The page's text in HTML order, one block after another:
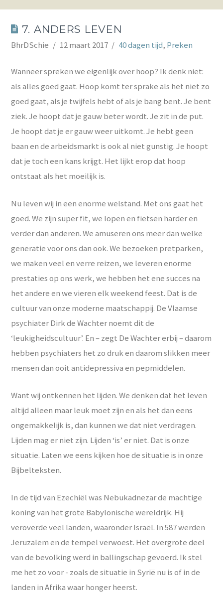
7. ANDERS LEVEN
BhrDSchie 12 maart 2017 40 dagen tijd, Preken
Wanneer spreken we eigenlijk over hoop? Ik denk niet:
als alles goed gaat. Hoop komt ter sprake als het niet zo
goed gaat, als je twijfels hebt of als je bang bent. Je bent
ziek. Je hoopt dat je gauw beter wordt. Je zit in de put.
Je hoopt dat je er gauw weer uitkomt. Je hebt geen
baan en de arbeidsmarkt is ook al niet gunstig. Je hoopt
dat je toch een kans krijgt. Het lijkt erop dat hoop
ontstaat als het moeilijk is.
Nu leven wij in een enorme welstand. Met ons gaat het
goed. We zijn super fit, we lopen en fietsen harder en
verder dan anderen. We amuseren ons meer dan welke
generatie voor ons dan ook. We bezoeken pretparken,
we maken veel en verre reizen, we leveren enorme
prestaties op ons werk, we hebben het ene succes na
het andere en we vieren elk weekend feest. Dat is de
cultuur van onze moderne maatschappij. De Vlaamse
psychiater Dirk de Wachter noemt dit de
‘leukigheidscultuur’. En – zegt De Wachter erbij – daarom
hebben psychiaters het zo druk en daarom slikken meer
mensen dan ooit antidepressiva en pepmiddelen.
Want wij ontkennen het lijden. We denken dat het leven
altijd alleen maar leuk moet zijn en als het dan eens
ongemakkelijk is, dan kunnen we dat niet verdragen.
Lijden mag er niet zijn. Lijden ‘is’ er niet. Dat is onze
situatie. Laten we eens kijken hoe de situatie is in onze
Bijbelteksten.
In de tijd van Ezechiël was Nebukadnezar de machtige
koning van het grote Babylonische wereldrijk. Hij
veroverde veel landen, waaronder Israël. In 587 werden
Jeruzalem en de tempel verwoest. Het overgrote deel
van de bevolking werd in ballingschap gevoerd. Ik stel
me het zo voor - zoals de situatie in Syrië nu is of in de
landen in Afrika waar honger heerst.